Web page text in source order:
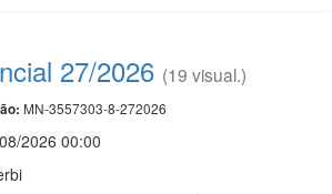
27/2026 (19 visual.)
MN-3557303-8-272026
2026 00:00